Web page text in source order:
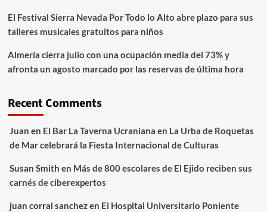
El Festival Sierra Nevada Por Todo lo Alto abre plazo para sus
talleres musicales gratuitos para niños
Almería cierra julio con una ocupación media del 73% y
afronta un agosto marcado por las reservas de última hora
Recent Comments
Juan en El Bar La Taverna Ucraniana en La Urba de Roquetas
de Mar celebrará la Fiesta Internacional de Culturas
Susan Smith en Más de 800 escolares de El Ejido reciben sus
carnés de ciberexpertos
juan corral sanchezen El Hospital Universitario Poniente